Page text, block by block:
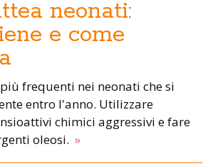
neonati:
e come
frequenti nei neonati che si
entro l'anno. Utilizzare
chimici aggressivi e fare
oleosi. »